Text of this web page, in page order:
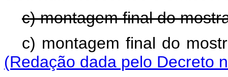
c) montagem final do
c) montagem final do
(Redação dada pelo Decreto